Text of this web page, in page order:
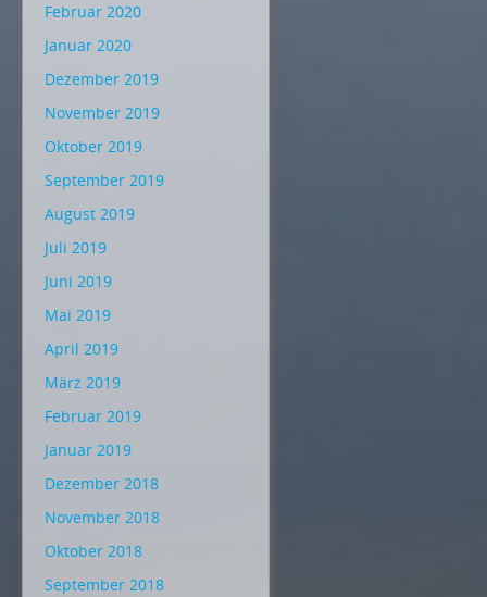
Februar 2020
Januar 2020
Dezember 2019
November 2019
Oktober 2019
September 2019
August 2019
Juli 2019
Juni 2019
Mai 2019
April 2019
März 2019
Februar 2019
Januar 2019
Dezember 2018
November 2018
Oktober 2018
September 2018